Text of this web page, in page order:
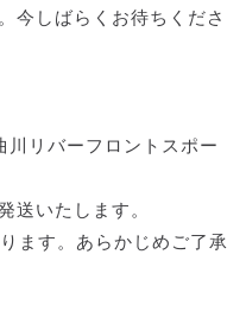
今しばらくお待ちくださ
リバーフロントスポー
送いたします。
ます。あらかじめご了承